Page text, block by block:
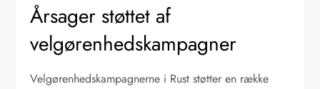
Årsager støttet af
velgørenhedskampagner
Velgørenhedskampagnerne i Rust støtter en række